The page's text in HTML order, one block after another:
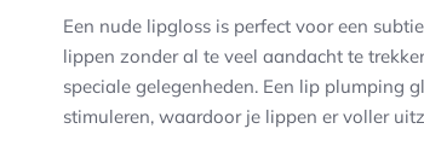
Een nude lipgloss is perfect voor een
lippen zonder al te veel aandacht te
speciale gelegenheden. Een lip plumping
stimuleren, waardoor je lippen er voller